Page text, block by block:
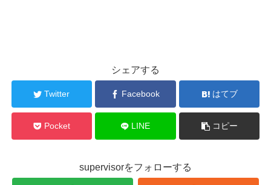
シェアする
Twitter Facebook はてブ
Pocket LINE コピー
supervisorをフォローする